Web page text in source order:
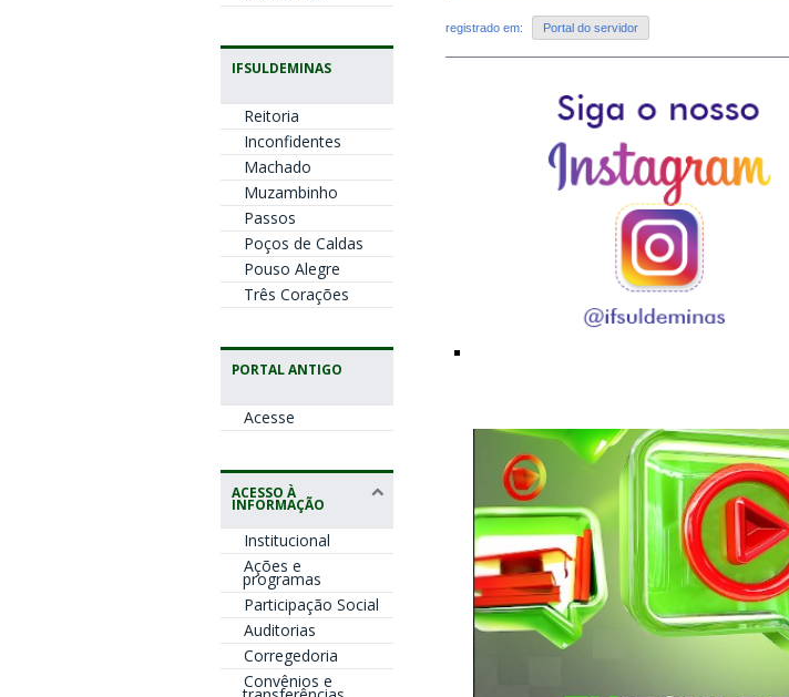
IFSULDEMINAS
Reitoria
Inconfidentes
Machado
Muzambinho
Passos
Poços de Caldas
Pouso Alegre
Três Corações
PORTAL ANTIGO
Acesse
ACESSO À
INFORMAÇÃO
Institucional
Ações e
programas
Participação Social
Auditorias
Corregedoria
Convênios e
registrado em: Portal do servidor